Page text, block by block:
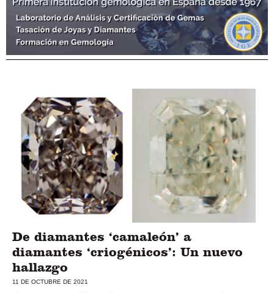
De diamantes ‘camaleón’ a
diamantes ‘criogénicos’: Un nuevo
hallazgo
11 DE OCTUBRE DE 2021